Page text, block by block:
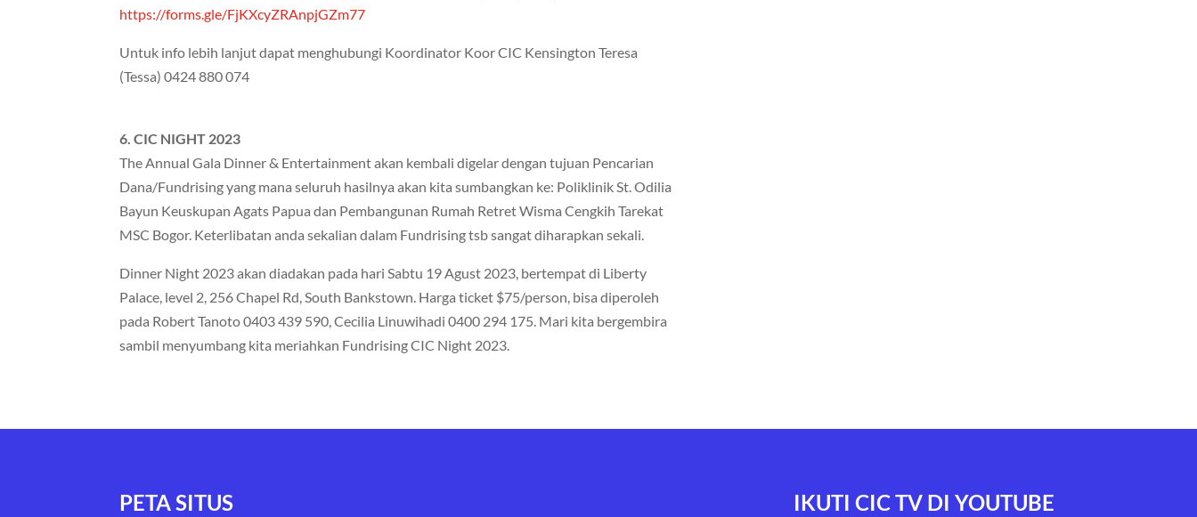
https://forms.gle/FjKXcyZRAnpjGZm77
Untuk info lebih lanjut dapat menghubungi Koordinator Koor CIC Kensington Teresa
(Tessa) 0424 880 074
6. CIC NIGHT 2023
The Annual Gala Dinner & Entertainment akan kembali digelar dengan tujuan Pencarian
Dana/Fundrising yang mana seluruh hasilnya akan kita sumbangkan ke: Poliklinik St. Odilia
Bayun Keuskupan Agats Papua dan Pembangunan Rumah Retret Wisma Cengkih Tarekat
MSC Bogor. Keterlibatan anda sekalian dalam Fundrising tsb sangat diharapkan sekali.
Dinner Night 2023 akan diadakan pada hari Sabtu 19 Agust 2023, bertempat di Liberty
Palace, level 2, 256 Chapel Rd, South Bankstown. Harga ticket $75/person, bisa diperoleh
pada Robert Tanoto 0403 439 590, Cecilia Linuwihadi 0400 294 175. Mari kita bergembira
sambil menyumbang kita meriahkan Fundrising CIC Night 2023.
PETA SITUS IKUTI CIC TV DI YOUTUBE